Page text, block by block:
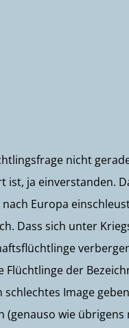
nicht
ist, ja einverstanden.
Europa
Dass sich unter
Flüchtlinge der
schlechtes Image
(genauso wie übrigens